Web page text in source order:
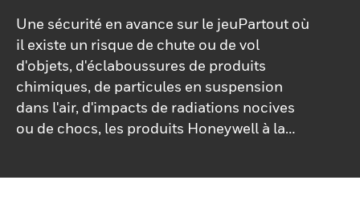
Une sécurité en avance sur le jeuPartout où
il existe un risque de chute ou de vol
d'objets, d'éclaboussures de produits
chimiques, de particules en suspension
dans l'air, d'impacts de radiations nocives
ou de chocs, les produits Honeywell à la